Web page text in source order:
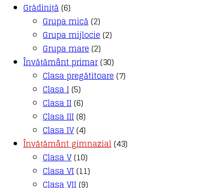
Grădiniță(6)
Grupa mică(2)
Grupa mijlocie(2)
Grupa mare(2)
Învățământ primar(30)
Clasa pregătitoare(7)
Clasa I(5)
Clasa II(6)
Clasa III(8)
Clasa IV(4)
Învățământ gimnazial(43)
Clasa V(10)
Clasa VI(11)
Clasa VII(9)